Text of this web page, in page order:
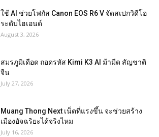
ใช้ AI ช่วยโฟกัส Canon EOS R6 V จัดสเปกวิดีโอ
ระดับไฮเอนด์
August 3, 2026
สมรภูมิเดือด ถอดรหัส Kimi K3 AI ม้ามืด สัญชาติ
จีน
July 27, 2026
Muang Thong Next เน็ตที่แรงขึ้น จะช่วยสร้าง
เมืองอัจฉริยะได้จริงไหม
July 16, 2026